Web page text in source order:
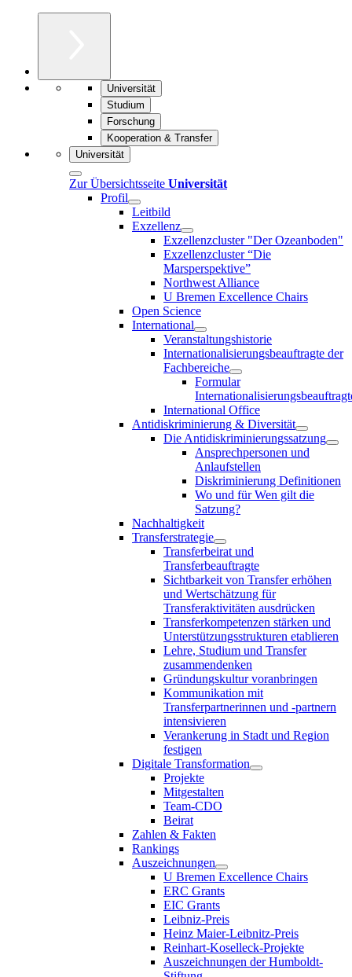
Universität
Studium
Forschung
Kooperation & Transfer
Universität
Zur Übersichtsseite Universität
Profil
Leitbild
Exzellenz
Exzellenzcluster "Der Ozeanboden"
Exzellenzcluster “Die
Marsperspektive”
Northwest Alliance
U Bremen Excellence Chairs
Open Science
International
Veranstaltungshistorie
Internationalisierungsbeauftragte der
Fachbereiche
Formular
International Office
Antidiskriminierung & Diversität
Die Antidiskriminierungssatzung
Ansprechpersonen und
Anlaufstellen
Diskriminierung Definitionen
Wo und für Wen gilt die
Satzung?
Nachhaltigkeit
Transferstrategie
Transferbeirat und
Transferbeauftragte
Sichtbarkeit von Transfer erhöhen
und Wertschätzung für
Transferaktivitäten ausdrücken
Transferkompetenzen stärken und
Unterstützungsstrukturen etablieren
Lehre, Studium und Transfer
zusammendenken
Gründungskultur voranbringen
Kommunikation mit
Transferpartnerinnen und -partnern
intensivieren
Verankerung in Stadt und Region
festigen
Digitale Transformation
Projekte
Mitgestalten
Team-CDO
Beirat
Zahlen & Fakten
Rankings
Auszeichnungen
U Bremen Excellence Chairs
ERC Grants
EIC Grants
Leibniz-Preis
Heinz Maier-Leibnitz-Preis
Reinhart-Koselleck-Projekte
Auszeichnungen der Humboldt-